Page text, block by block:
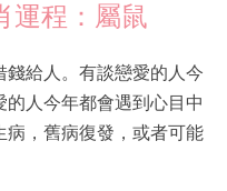
運程：屬鼠
給人。有談戀愛的人今
人今年都會遇到心目中
，舊病復發，或者可能